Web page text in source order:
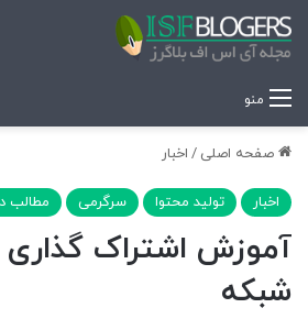
منو
صفحه اصلی / اخبار
اخبار تولید محتوا سرگرمی مطالب
آموزش اشتراک گذاری
شبکه